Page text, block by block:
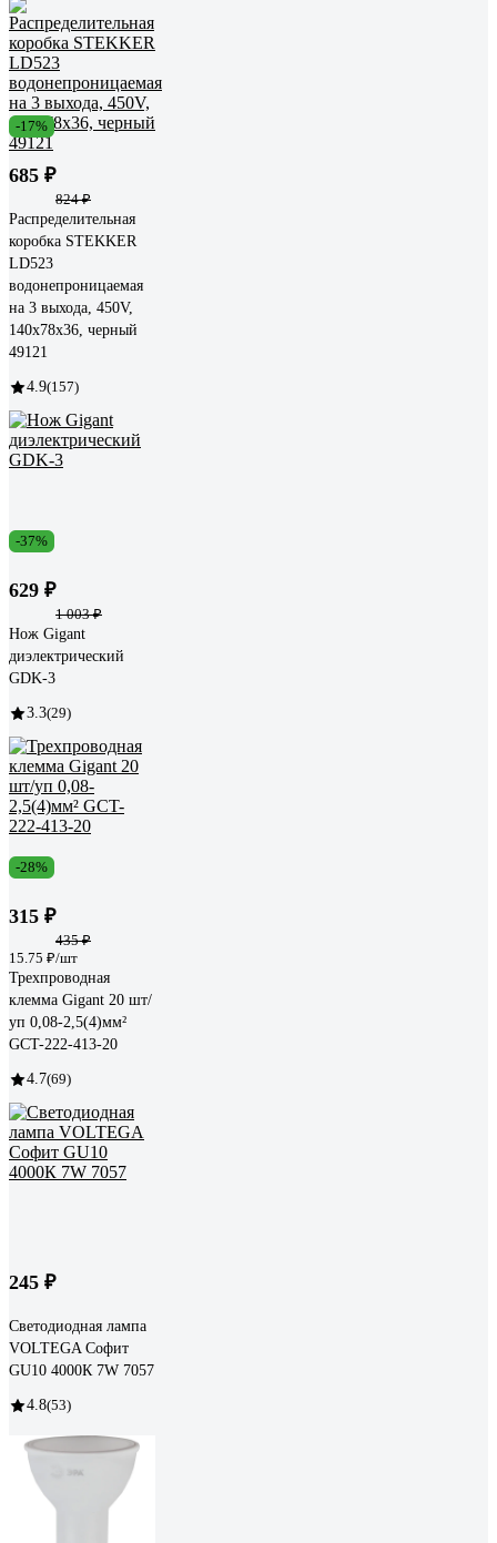
-17%
685 ₽
824 ₽
Распределительная
коробка STEKKER
LD523
водонепроницаемая
на 3 выхода, 450V,
140x78x36, черный
49121
4.9(157)
-37%
629 ₽
1 003 ₽
Нож Gigant
диэлектрический
GDK-3
3.3(29)
-28%
315 ₽
435 ₽
15.75 ₽/шт
Трехпроводная
клемма Gigant 20 шт/
уп 0,08-2,5(4)мм²
GCT-222-413-20
4.7(69)
245 ₽
Светодиодная лампа
VOLTEGA Софит
GU10 4000К 7W 7057
4.8(53)